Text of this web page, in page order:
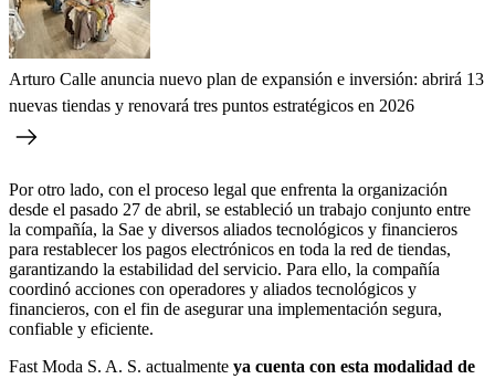
Arturo Calle anuncia nuevo plan de expansión e inversión: abrirá 13
nuevas tiendas y renovará tres puntos estratégicos en 2026
Por otro lado, con el proceso legal que enfrenta la organización
desde el pasado 27 de abril, se estableció un trabajo conjunto entre
la compañía, la Sae y diversos aliados tecnológicos y financieros
para restablecer los pagos electrónicos en toda la red de tiendas,
garantizando la estabilidad del servicio. Para ello, la compañía
coordinó acciones con operadores y aliados tecnológicos y
financieros, con el fin de asegurar una implementación segura,
confiable y eficiente.
Fast Moda S. A. S. actualmente ya cuenta con esta modalidad de